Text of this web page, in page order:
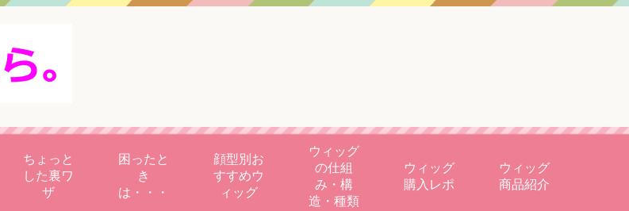
ちょっと
した裏ワ
ザ
困ったと
き
は・・・
顔型別お
すすめウ
ィッグ
ウィッグ
の仕組
み・構
造・種類
ウィッグ
購入レポ
ウィッグ
商品紹介